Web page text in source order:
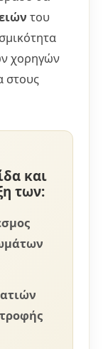
του
χορηγών
στους
και
των: